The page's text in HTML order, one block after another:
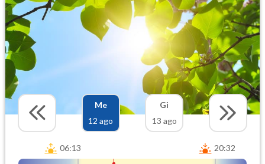
Me
12 ago
Gi
13 ago
06:13 20:32